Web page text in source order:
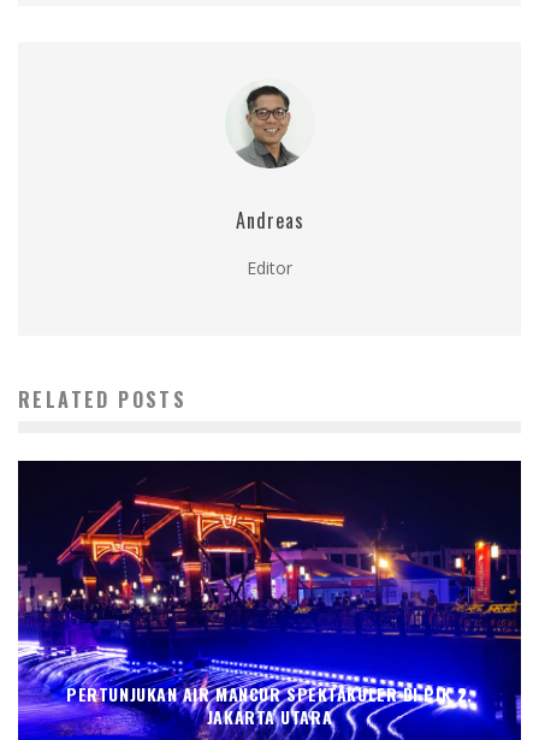
Andreas
Editor
RELATED POSTS
PERTUNJUKAN AIR MANCUR SPEKTAKULER DI PIK 2,
JAKARTA UTARA